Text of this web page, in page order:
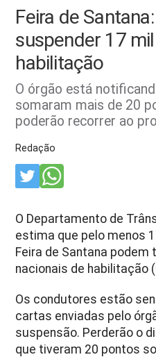
Feira de
suspender 17
habilitação
O órgão está
somaram mais de 20
poderão recorrer ao
Redação
O Departamento de
estima que pelo menos
Feira de Santana
nacionais de habilitação
Os condutores estão
cartas enviadas pelo
suspensão. Perderão o
que tiveram 20 pontos